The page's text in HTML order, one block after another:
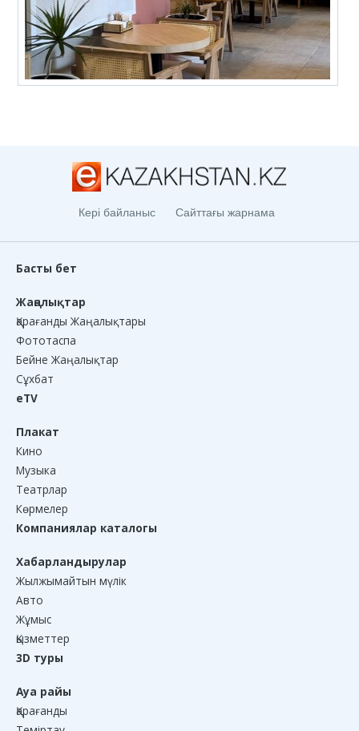
Кері байланыс Сайттағы жарнама
Басты бет
Жаңалықтар
Қарағанды Жаңалықтары
Фототаспа
Бейне Жаңалықтар
Сұхбат
eTV
Плакат
Кино
Музыка
Театрлар
Көрмелер
Компаниялар каталогы
Хабарландырулар
Жылжымайтын мүлік
Авто
Жұмыс
Қызметтер
3D туры
Ауа райы
Қарағанды